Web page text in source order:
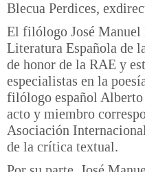
Blecua Perdices,
El filólogo José Manuel
Literatura Española de
de honor de la RAE y
especialistas en la
filólogo español Alberto
acto y miembro
Asociación
de la crítica textual.